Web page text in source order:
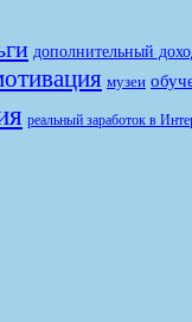
дополнительный
музеи
реальный заработок в